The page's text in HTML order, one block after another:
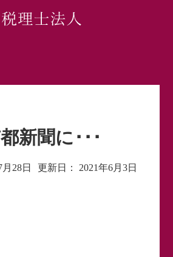
新聞に･･･
28日 更新日： 2021年6月3日